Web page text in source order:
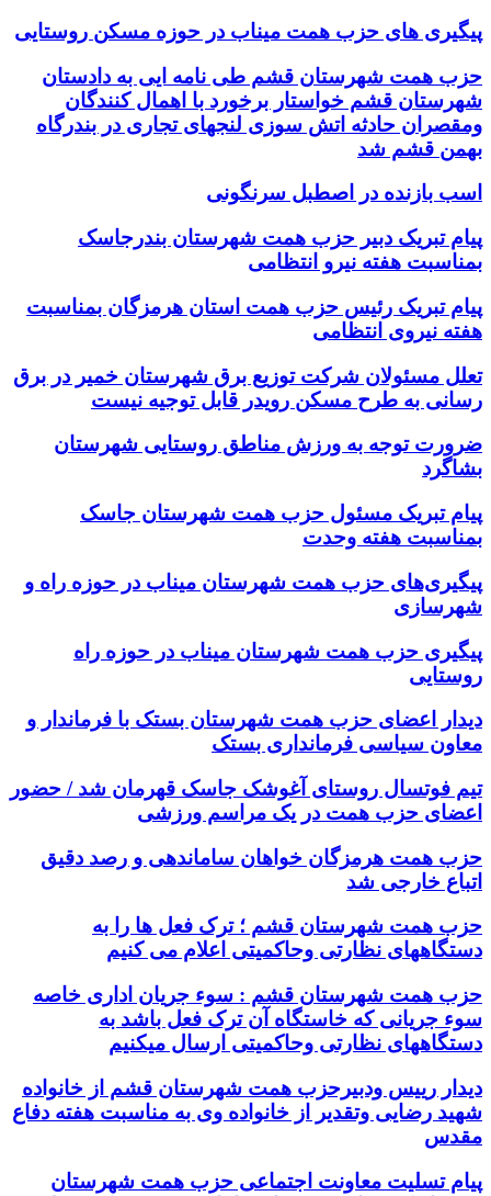
پیگیری های حزب همت میناب در حوزه مسکن روستایی
حزب همت شهرستان قشم طی نامه ایی به دادستان
شهرستان قشم خواستار برخورد با اهمال کنندگان
ومقصران حادثه اتش سوزی لنجهای تجاری در بندرگاه
بهمن قشم شد
اسب بازنده در اصطبل سرنگونی
پیام تبریک دبیر حزب همت شهرستان بندرجاسک
بمناسبت هفته نیرو انتظامی
پیام تبریک رئیس حزب همت استان هرمزگان بمناسبت
هفته نیروی انتظامی
تعلل مسئولان شرکت توزیع برق شهرستان خمیر در برق
رسانی به طرح مسکن رویدر قابل توجیه نیست
ضرورت توجه به ورزش مناطق روستایی شهرستان
بشاگرد
پیام تبریک مسئول حزب همت شهرستان جاسک
بمناسبت هفته وحدت
پیگیری‌های حزب همت شهرستان میناب در حوزه راه و
شهرسازی
پیگیری حزب همت شهرستان میناب در حوزه راه
روستایی
دیدار اعضای حزب همت شهرستان بستک با فرماندار و
معاون سیاسی فرمانداری بستک
تیم فوتسال روستای آغوشک جاسک قهرمان شد / حضور
اعضای حزب همت در یک مراسم ورزشی
حزب همت هرمزگان خواهان ساماندهی و رصد دقیق
اتباع خارجی شد
حزب همت شهرستان قشم ؛ ترک فعل ها را به
دستگاههای نظارتی وحاکمیتی اعلام می کنیم
حزب همت شهرستان قشم : سوء جریان اداری خاصه
سوء جریانی که خاستگاه آن ترک فعل باشد به
دستگاههای نظارتی وحاکمیتی ارسال میکنیم
دیدار رییس ودبیرحزب همت شهرستان قشم از خانواده
شهید رضایی وتقدیر از خانواده وی به مناسبت هفته دفاع
مقدس
پیام تسلیت معاونت اجتماعی حزب همت شهرستان